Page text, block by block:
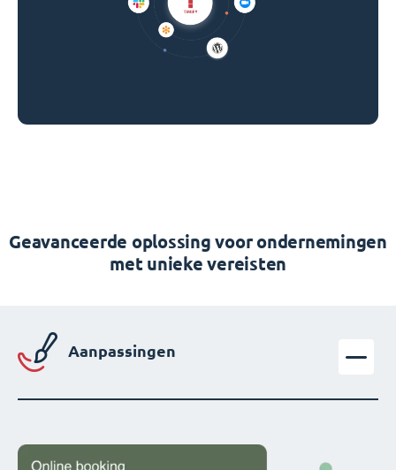
Geavanceerde oplossing voor ondernemingen
met unieke vereisten
Aanpassingen